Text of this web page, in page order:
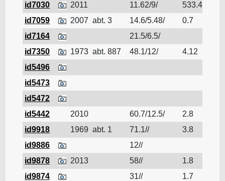
id7030
2011 11.62/9/ 533.4
id7059
2007 abt. 3 14.6/5.48/ 0.7
id7164
21.5/6.5/
id7350
1973 abt. 887 48.1/12/ 4.12
id5496
id5473
id5472
id5442
2010 60.7/12.5/ 2.8
id9918
1969 abt. 1 71.1// 3.8
id9886
12//
id9878
2013 58// 1.8
id9874
31// 1.7